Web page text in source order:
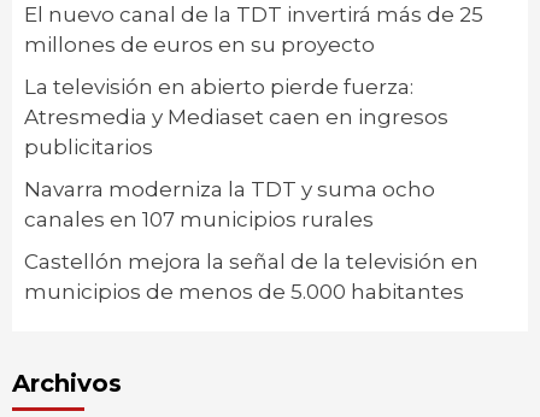
El nuevo canal de la TDT invertirá más de 25
millones de euros en su proyecto
La televisión en abierto pierde fuerza:
Atresmedia y Mediaset caen en ingresos
publicitarios
Navarra moderniza la TDT y suma ocho
canales en 107 municipios rurales
Castellón mejora la señal de la televisión en
municipios de menos de 5.000 habitantes
Archivos